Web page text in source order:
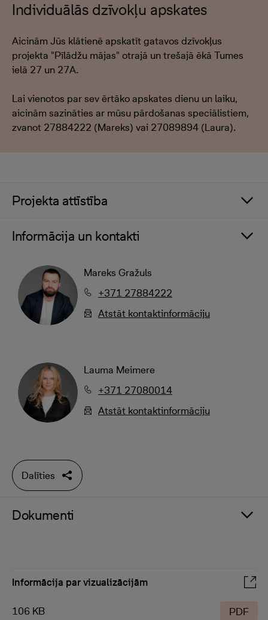
Individuālās dzīvokļu apskates
Aicinām Jūs klātienē apskatīt gatavos dzīvokļus
projekta "Pīlādžu mājas" otrajā un trešajā ēkā Tumes
ielā 27 un 27A.
Lai vienotos par sev ērtāko apskates dienu un laiku,
aicinām sazināties ar mūsu pārdošanas speciālistiem,
zvanot 27884222 (Mareks) vai 27089894 (Laura).
Projekta attīstība
Informācija un kontakti
Mareks Gražuls
+371 27884222
Atstāt kontaktinformāciju
Lauma Meimere
+371 27080014
Atstāt kontaktinformāciju
Dalīties
Dokumenti
Informācija par vizualizācijām
106 KB PDF